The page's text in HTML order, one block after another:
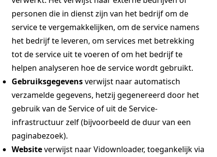
personen die in dienst zijn van het bedrijf om de
service te vergemakkelijken, om de service namens
het bedrijf te leveren, om services met betrekking
tot de service uit te voeren of om het bedrijf te
helpen analyseren hoe de service wordt gebruikt.
Gebruiksgegevensverwijst naar automatisch
verzamelde gegevens, hetzij gegenereerd door het
gebruik van de Service of uit de Service-
infrastructuur zelf (bijvoorbeeld de duur van een
paginabezoek).
Websiteverwijst naar Vidownloader, toegankelijk via